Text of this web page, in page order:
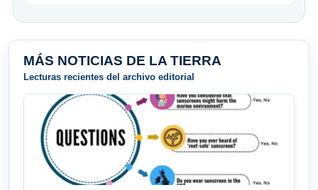
MÁS NOTICIAS DE LA TIERRA
Lecturas recientes del archivo editorial